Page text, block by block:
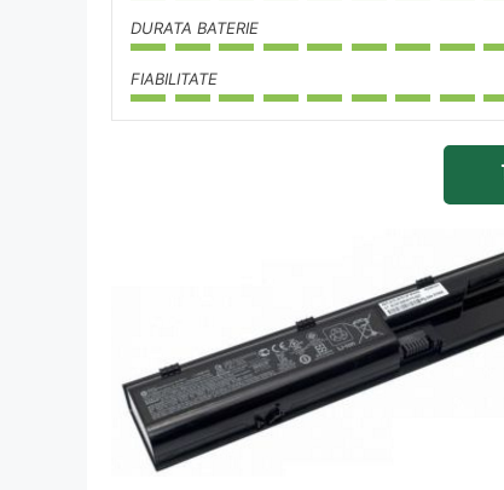
DURATA BATERIE
FIABILITATE